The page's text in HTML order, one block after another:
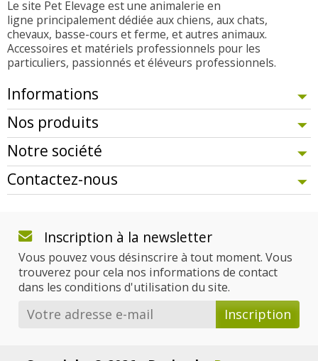
Le site Pet Elevage est une animalerie en
ligne principalement dédiée aux chiens, aux chats,
chevaux, basse-cours et ferme, et autres animaux.
Accessoires et matériels professionnels pour les
particuliers, passionnés et éléveurs professionnels.
Informations
Nos produits
Notre société
Contactez-nous
Inscription à la newsletter
Vous pouvez vous désinscrire à tout moment. Vous
trouverez pour cela nos informations de contact
dans les conditions d'utilisation du site.